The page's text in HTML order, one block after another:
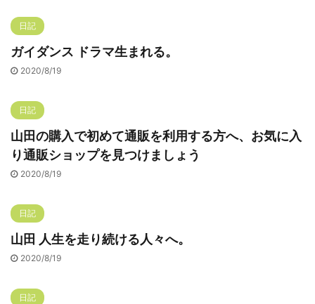
日記
ガイダンス ドラマ生まれる。
2020/8/19
日記
山田の購入で初めて通販を利用する方へ、お気に入
り通販ショップを見つけましょう
2020/8/19
日記
山田 人生を走り続ける人々へ。
2020/8/19
日記